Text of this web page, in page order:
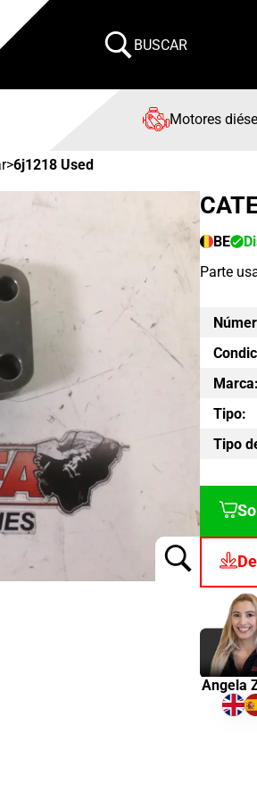
BUSCAR
Motores
>6j1218 Used
BE
Parte
Marca:
Tipo:
Tipo
Angela